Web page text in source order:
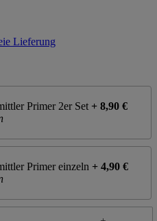
Lieferung
Primer 2er Set + 8,90 €
Primer einzeln + 4,90 €